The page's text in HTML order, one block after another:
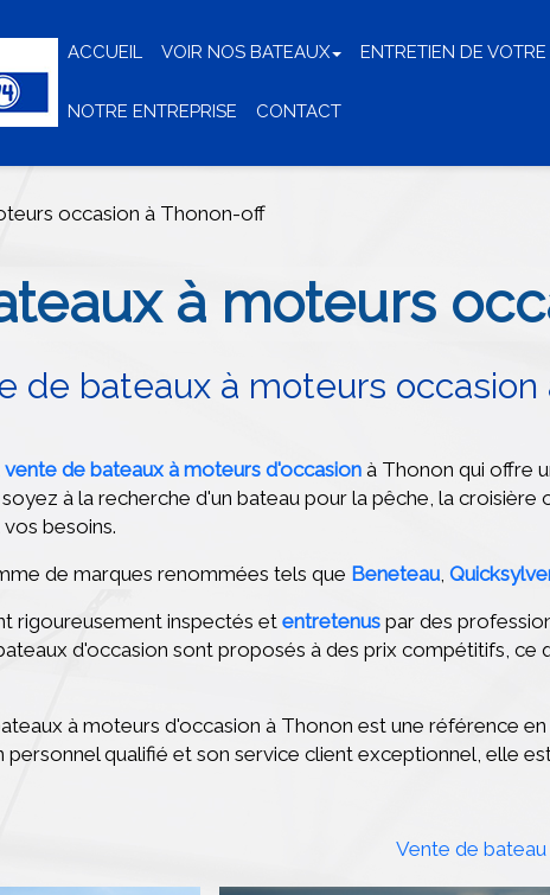
ACCUEIL VOIR NOS BATEAUX ENTRETIEN DE
NOTRE ENTREPRISE CONTACT
occasion à Thonon-off
à moteurs
de bateaux à moteurs occasion
vente de bateaux à moteurs d'occasion à Thonon qui offre
à la recherche d'un bateau pour la pêche, la
besoins.
de marques renommées tels que Beneteau,
rigoureusement inspectés et entretenus par des
d'occasion sont proposés à des prix compétitifs, ce
à moteurs d'occasion à Thonon est une référence
qualifié et son service client exceptionnel, elle
Vente de bateau